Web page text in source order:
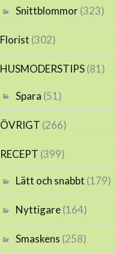
Snittblommor(323)
Florist (302)
HUSMODERSTIPS(81)
Spara (51)
ÖVRIGT (266)
RECEPT (399)
Lätt och snabbt (179)
Nyttigare(164)
Smaskens (258)